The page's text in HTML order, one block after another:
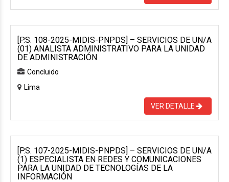
[P.S. 108-2025-MIDIS-PNPDS] – SERVICIOS DE UN/A
(01) ANALISTA ADMINISTRATIVO PARA LA UNIDAD
DE ADMINISTRACIÓN
Concluido
Lima
VER DETALLE
[P.S. 107-2025-MIDIS-PNPDS] – SERVICIOS DE UN/A
(1) ESPECIALISTA EN REDES Y COMUNICACIONES
PARA LA UNIDAD DE TECNOLOGÍAS DE LA
INFORMACIÓN